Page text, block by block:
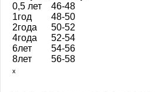
0,5 лет
46-48
1год
48-50
2года
50-52
4года
52-54
6лет
54-56
8лет
56-58
ₓ